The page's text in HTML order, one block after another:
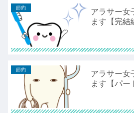
節約
アラサー女
ます【完結
節約
アラサー女
ます【パー